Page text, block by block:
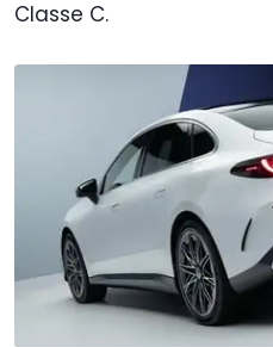
Classe C.